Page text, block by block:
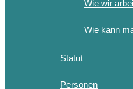
Wie wir
Wie kann
Statut
Personen